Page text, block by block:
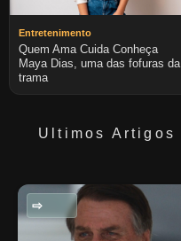
Entretenimento
Quem Ama Cuida Conheça
Maya Dias, uma das fofuras da
trama
Ultimos Artigos
POLITICA NACIONAL